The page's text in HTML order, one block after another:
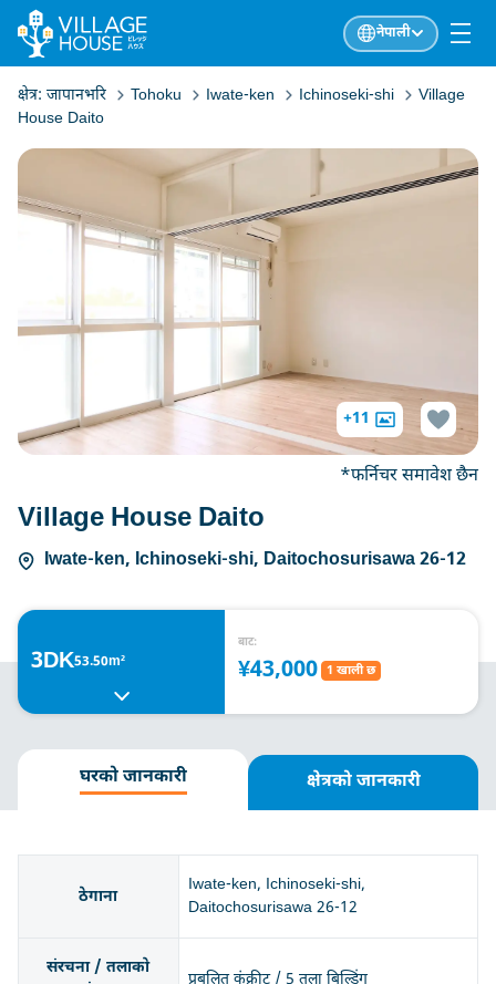
नेपाली
क्षेत्र: जापानभरि Tohoku Iwate-ken Ichinoseki-shi
Village
House Daito
Village House Daito
Iwate-ken, Ichinoseki-shi, Daitochosurisawa 26-12
+11
*फर्निचर समावेश छैन
3DK53.50m²
बाट:
¥43,000 1 खाली छ
घरको जानकारी क्षेत्रको जानकारी
ठेगाना
Iwate-ken, Ichinoseki-shi,
Daitochosurisawa 26-12
संरचना / तलाको